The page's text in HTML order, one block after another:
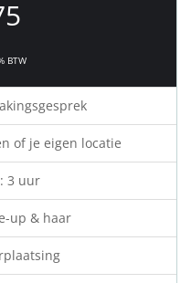
BTW
of je eigen locatie
3 uur
up & haar